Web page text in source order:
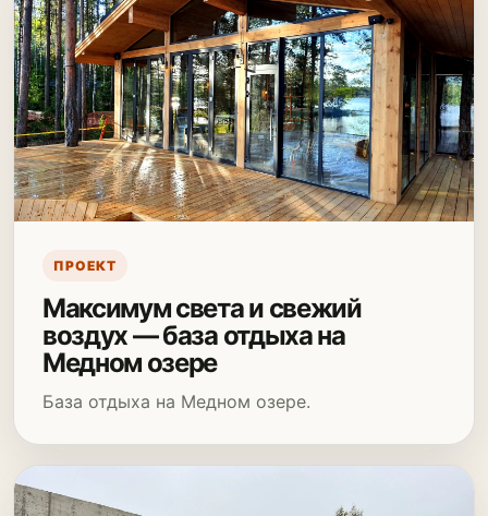
ПРОЕКТ
Максимум света и свежий
воздух — база отдыха на
Медном озере
База отдыха на Медном озере.